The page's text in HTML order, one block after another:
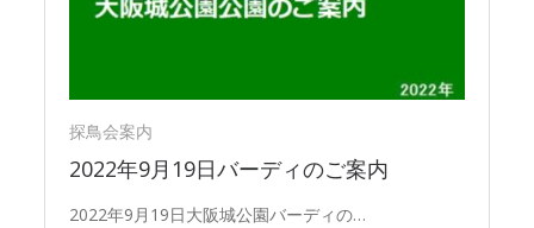
探鳥会案内
2022年9月19日バーディのご案内
2022年9月19日大阪城公園バーディの…